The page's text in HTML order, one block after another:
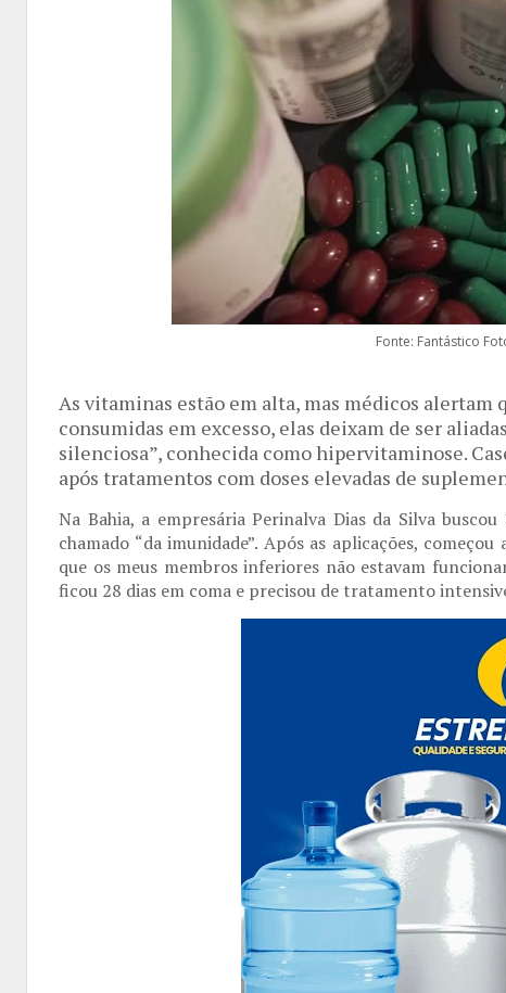
Fonte: Fantástico
As vitaminas estão em alta, mas médicos alertam
consumidas em excesso, elas deixam de ser
silenciosa”, conhecida como hipervitaminose.
após tratamentos com doses elevadas de
Na Bahia, a empresária Perinalva Dias da Silva
chamado “da imunidade”. Após as aplicações,
que os meus membros inferiores não estavam
ficou 28 dias em coma e precisou de tratamento